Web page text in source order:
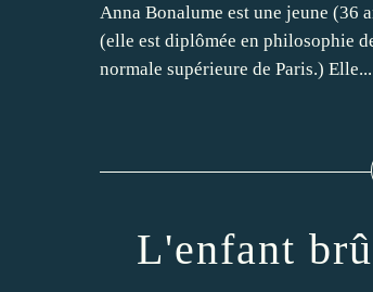
Anna Bonalume est une jeune (36
(elle est diplômée en philosophie
normale supérieure de Paris.) Elle...
L'enfant